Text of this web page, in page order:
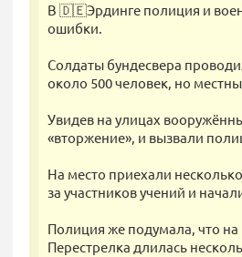
В 🇩🇪Эрдинге полиция и
ошибки.
Солдаты бундесвера
около 500 человек, но
Увидев на улицах
«вторжение», и вызвали
На место приехали
за участников учений и
Полиция же подумала, что
Перестрелка длилась